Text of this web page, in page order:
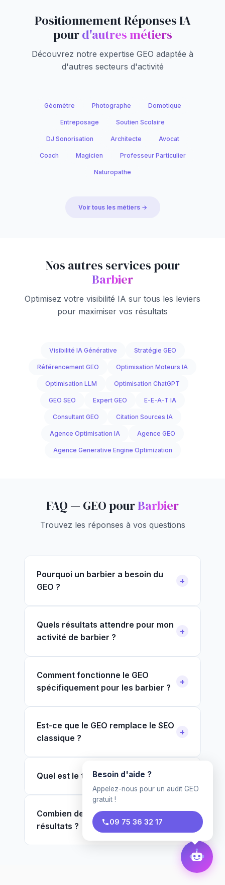
Positionnement Réponses IA
pourd'autres métiers
Découvrez notre expertise GEO adaptée à
d'autres secteurs d'activité
Géomètre Photographe Domotique
Entreposage Soutien Scolaire
DJ Sonorisation Architecte Avocat
Coach Magicien Professeur Particulier
Naturopathe
Voir tous les métiers →
Nos autres services pour
Barbier
Optimisez votre visibilité IA sur tous les leviers
pour maximiser vos résultats
Visibilité IA Générative Stratégie GEO
Référencement GEO Optimisation Moteurs IA
Optimisation LLM Optimisation ChatGPT
GEO SEO Expert GEO E-E-A-T IA
Consultant GEO Citation Sources IA
Agence Optimisation IA Agence GEO
Agence Generative Engine Optimization
FAQ — GEO pourBarbier
Trouvez les réponses à vos questions
Pourquoi un barbier a besoin du
GEO ?
Quels résultats attendre pour mon
activité de barbier ?
Comment fonctionne le GEO
spécifiquement pour les barbier ?
Est-ce que le GEO remplace le SEO
classique ?
Quel est le tarif pour un barbier ?
Combien de temps pour voir des
résultats ?
Besoin d'aide ?
Appelez-nous pour un audit GEO
gratuit !
09 75 36 32 17